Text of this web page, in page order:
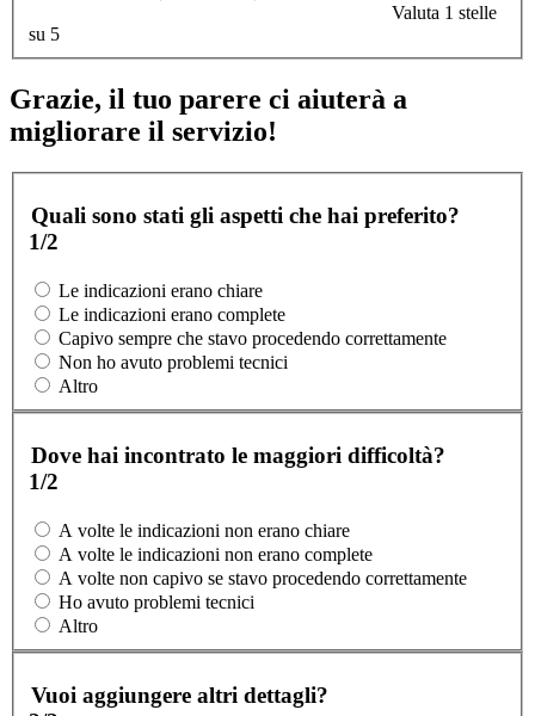
Valuta 1 stelle
su 5
Grazie, il tuo parere ci aiuterà a
migliorare il servizio!
Quali sono stati gli aspetti che hai preferito?
1/2
Le indicazioni erano chiare
Le indicazioni erano complete
Capivo sempre che stavo procedendo correttamente
Non ho avuto problemi tecnici
Altro
Dove hai incontrato le maggiori difficoltà?
1/2
A volte le indicazioni non erano chiare
A volte le indicazioni non erano complete
A volte non capivo se stavo procedendo correttamente
Ho avuto problemi tecnici
Altro
Vuoi aggiungere altri dettagli?